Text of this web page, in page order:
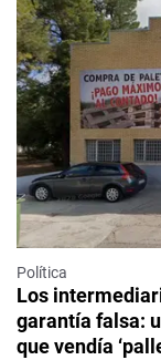
Política
Los
garantía falsa:
que vendía